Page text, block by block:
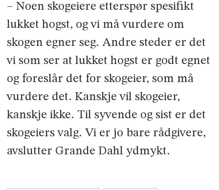
– Noen skogeiere etterspør spesi­fikt
lukket hogst, og vi må vurdere om
skogen egner seg. Andre steder er det
vi som ser at lukket hogst er godt egnet
og foreslår det for skog­eier, som må
vurdere det. Kanskje vil skogeier,
kanskje ikke. Til syvende og sist er det
skogeiers valg. Vi er jo bare rådgivere,
avslutter Grande Dahl ydmykt.